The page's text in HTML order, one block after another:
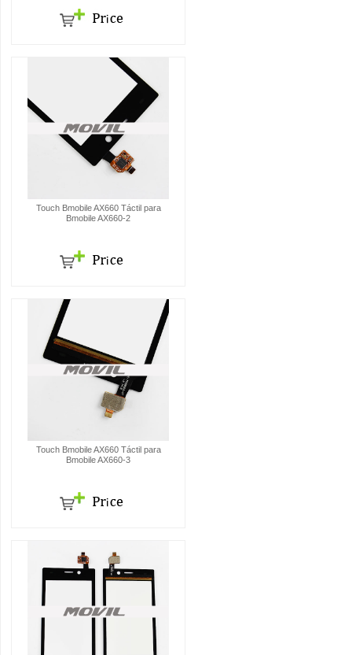
Touch Bmobile AX660 Táctil para
Bmobile AX660-2
Touch Bmobile AX660 Táctil para
Bmobile AX660-3